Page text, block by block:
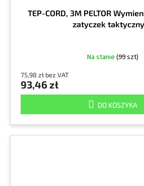
TEP-CORD, 3M PELTOR
zatyczek
Na stanie (99 szt)
75,98 zł bez VAT
93,46 zł
DO KOSZYKA